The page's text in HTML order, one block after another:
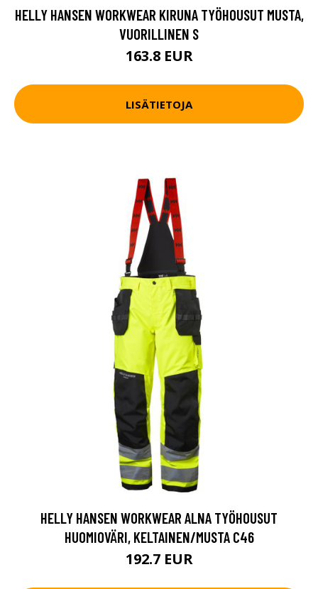
HELLY HANSEN WORKWEAR KIRUNA TYÖHOUSUT MUSTA,
VUORILLINEN S
163.8 EUR
LISÄTIETOJA
HELLY HANSEN WORKWEAR ALNA TYÖHOUSUT
HUOMIOVÄRI, KELTAINEN/MUSTA C46
192.7 EUR